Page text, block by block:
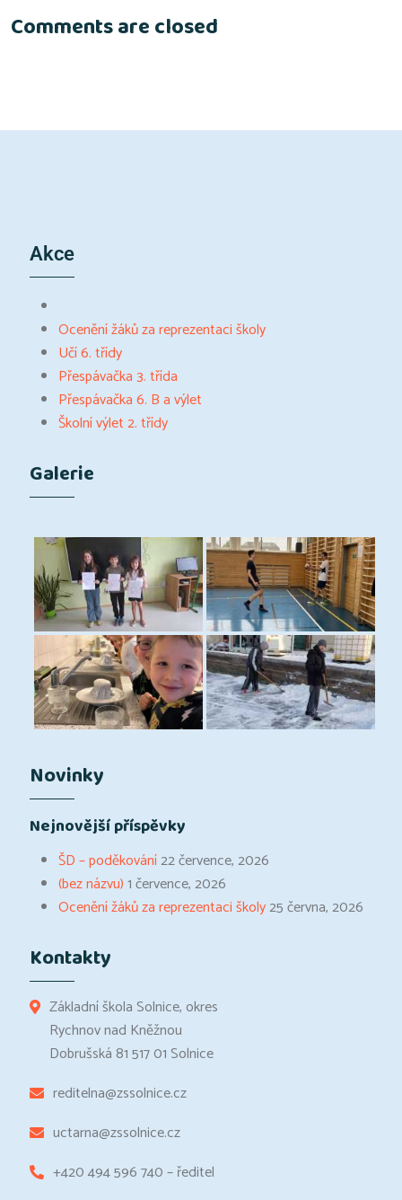
Comments are closed
Akce
Ocenění žáků za reprezentaci školy
Učí 6. třídy
Přespávačka 3. třída
Přespávačka 6. B a výlet
Školní výlet 2. třídy
Galerie
Novinky
Nejnovější příspěvky
ŠD – poděkování22 července, 2026
(bez názvu)1 července, 2026
Ocenění žáků za reprezentaci školy25 června, 2026
Kontakty
Základní škola Solnice, okres
Rychnov nad Kněžnou
Dobrušská 81 517 01 Solnice
reditelna@zssolnice.cz
uctarna@zssolnice.cz
+420 494 596 740 – ředitel